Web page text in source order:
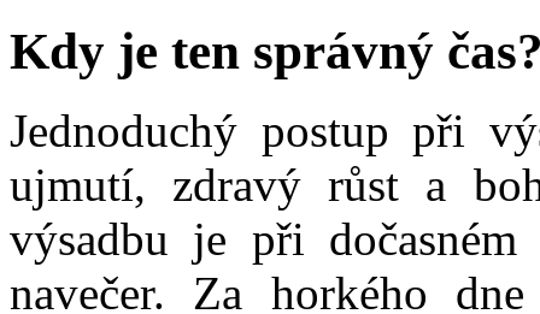
Kdy je ten správný
Jednoduchý postup při
ujmutí, zdravý růst a
výsadbu je při
navečer. Za horkého